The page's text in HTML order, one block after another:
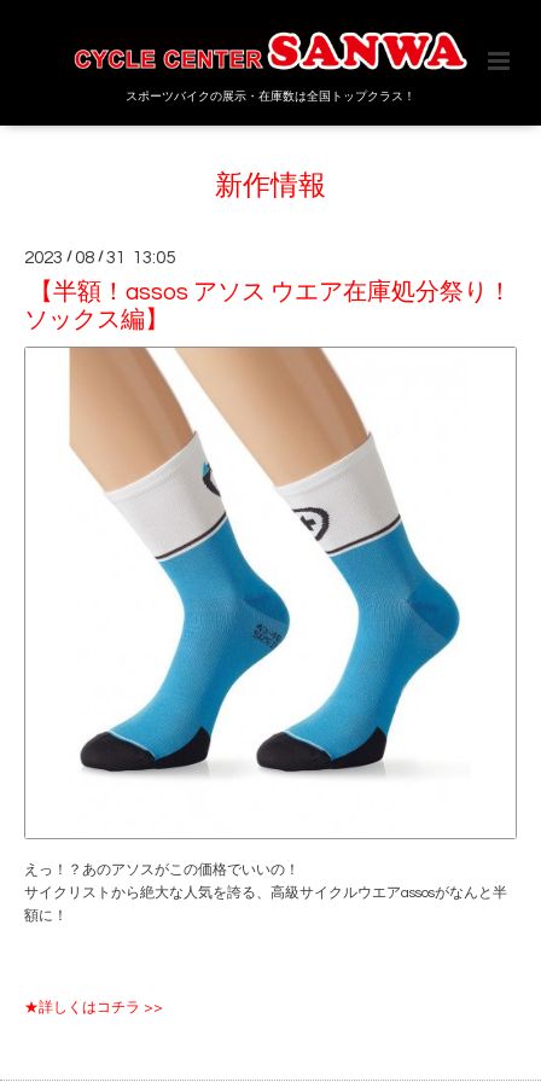
スポーツバイクの展示・在庫数は全国トップクラス！
新作情報
2023 /08 /31 13:05
【半額！assos アソス ウエア在庫処分祭り！
ソックス編】
えっ！？あのアソスがこの価格でいいの！
サイクリストから絶大な人気を誇る、高級サイクルウエアassosがなんと半
額に！
★詳しくはコチラ >>